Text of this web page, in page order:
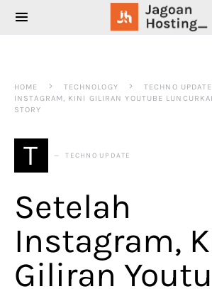
SEARCH FOR:
HOME TECHNOLOGY TECHNO UPDATE
INSTAGRAM, KINI GILIRAN YOUTUBE
STORY
T TECHNO UPDATE
Setelah
Instagram,
Giliran